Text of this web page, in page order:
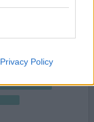
Privacy Policy